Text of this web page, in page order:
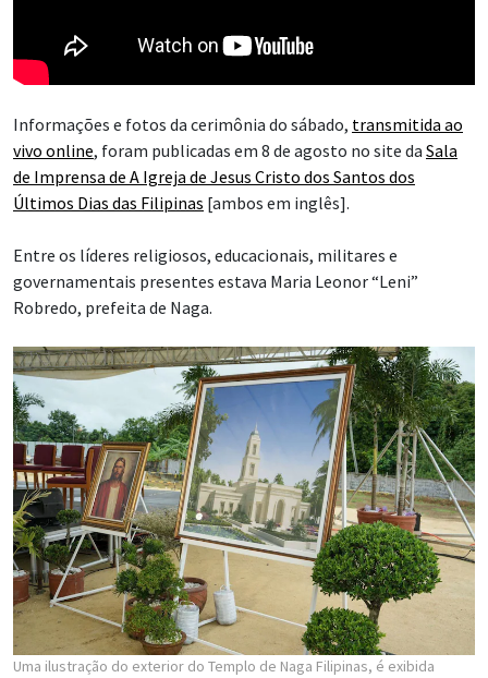
Informações e fotos da cerimônia do sábado, transmitida ao
vivo online, foram publicadas em 8 de agosto no site da Sala
de Imprensa de A Igreja de Jesus Cristo dos Santos dos
Últimos Dias das Filipinas [ambos em inglês].
Entre os líderes religiosos, educacionais, militares e
governamentais presentes estava Maria Leonor “Leni”
Robredo, prefeita de Naga.
Uma ilustração do exterior do Templo de Naga Filipinas, é exibida